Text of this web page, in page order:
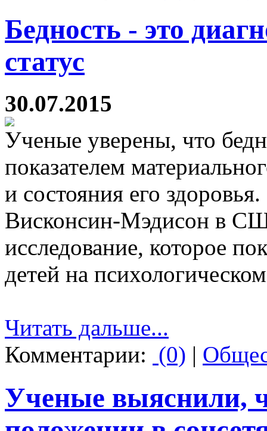
Бедность - это
статус
30.07.2015
Ученые уверены, что
показателем
и состояния его
Висконсин-Мэдисон в
исследование, которое
детей на
Читать дальше...
Комментарии: (0) |
Ученые выяснили,